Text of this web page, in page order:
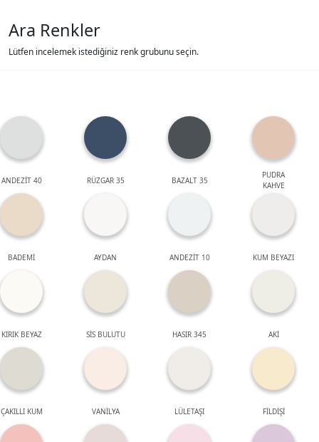
Ara Renkler
Lütfen incelemek istediğiniz renk grubunu seçin.
ANDEZİT 40 RÜZGAR 35 BAZALT 35
PUDRA
KAHVE
BADEMİ AYDAN ANDEZİT 10 KUM BEYAZI
KIRIK BEYAZ SİS BULUTU HASIR 345 AKİ
ÇAKILLI KUM VANİLYA LÜLETAŞI FİLDİŞİ